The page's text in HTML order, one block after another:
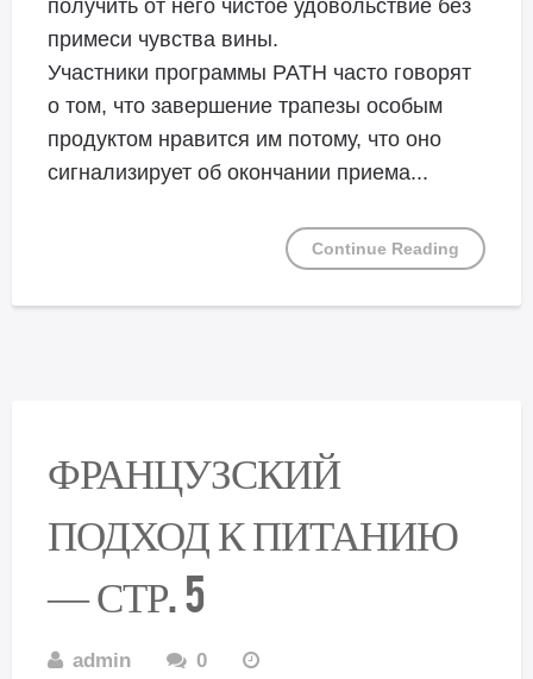
получить от него чистое удовольствие без
примеси чувства вины.
Участники программы PATH часто говорят
о том, что завершение трапезы особым
продуктом нравится им потому, что оно
сигнализирует об окончании приема...
Continue Reading
ФРАНЦУЗСКИЙ
ПОДХОД К ПИТАНИЮ
— СТР. 5
admin
0